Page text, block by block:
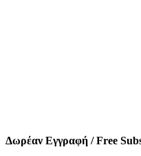
Δωρέαν Εγγραφή / Free